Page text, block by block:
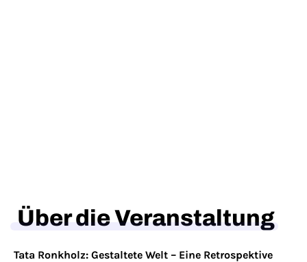
Über die Veranstaltung
Tata Ronkholz: Gestaltete Welt – Eine Retrospektive